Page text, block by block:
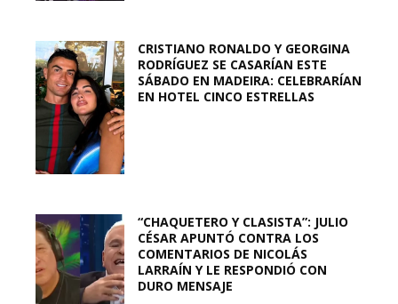
CRISTIANO RONALDO Y GEORGINA
RODRÍGUEZ SE CASARÍAN ESTE
SÁBADO EN MADEIRA: CELEBRARÍAN
EN HOTEL CINCO ESTRELLAS
“CHAQUETERO Y CLASISTA”: JULIO
CÉSAR APUNTÓ CONTRA LOS
COMENTARIOS DE NICOLÁS
LARRAÍN Y LE RESPONDIÓ CON
DURO MENSAJE